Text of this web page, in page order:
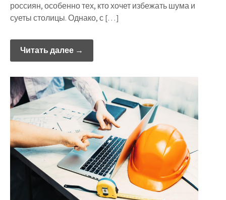
россиян, особенно тех, кто хочет избежать шума и
суеты столицы. Однако, с […]
Читать далее →